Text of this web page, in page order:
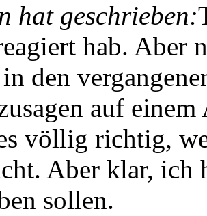
hat geschrieben:
hab. Aber
den
auf
völlig richtig,
Aber klar, ich
sollen.